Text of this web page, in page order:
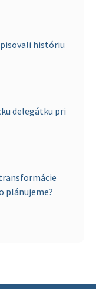
históriu
delegátku pri
plánujeme?